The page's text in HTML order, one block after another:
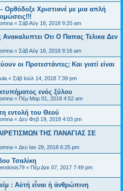
Ορθόδοξε Χριστιανέ με μια απλή
« Σάβ Αύγ 18, 2018 9:20 am
Οτι Ο Παπας Τελικα Δεν
« Σάβ Αύγ 18, 2018 9:16 am
οι Προτεστάντες; Και γιατί είναι
« Σάβ Ιούλ 14, 2018 7:39 pm
ενός ξύλου
« Πέμ Μαρ 01, 2018 4:52 am
εντολή του Θεού
« Δευ Φεβ 19, 2018 4:03 pm
ΤΗΣ ΠΑΝΑΓΙΑΣ ΣΕ
« Δευ Ιαν 29, 2018 6:25 pm
Τσαλίκη
« Πέμ Δεκ 07, 2017 7:49 pm
: Αὐτή εἶναι ἡ ἀνθρώπινη